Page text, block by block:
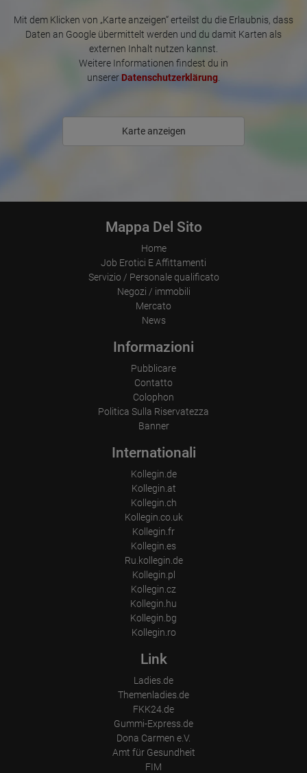
Were any advertising banners clicked?
Where did the visitor go? Did he click on other pages of the
portal or did he leave it completely?
How long did the visitor stay?
Place of processing:
European Union & USA
Mit dem Klicken von „Karte anzeigen“ erteilst du die Erlaubnis, dass
Daten an Google übermittelt werden und du damit Karten als
externen Inhalt nutzen kannst.
Weitere Informationen findest du in
unserer Datenschutzerklärung
Karte anzeigen
Mappa Del Sito
Home
Job Erotici E Affittamenti
Servizio / Personale qualificato
Negozi / immobili
Mercato
News
Informazioni
Pubblicare
Contatto
Colophon
Politica Sulla Riservatezza
Banner
Internationali
Kollegin.de
Kollegin.at
Kollegin.ch
Kollegin.co.uk
Kollegin.fr
Kollegin.es
Ru.kollegin.de
Kollegin.pl
Kollegin.cz
Kollegin.hu
Kollegin.bg
Kollegin.ro
Link
Ladies.de
Themenladies.de
FKK24.de
Gummi-Express.de
Dona Carmen e.V.
Amt für Gesundheit
FIM